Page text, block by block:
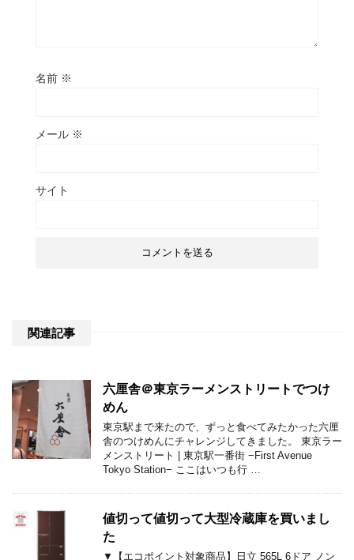
名前 ※
メール ※
サイト
関連記事
六厘舎＠東京ラーメンストリートでつけ
めん
東京駅まで来たので、ずっと食べてみたかった六厘
舎のつけめんにチャレンジしてきました。 東京ラー
メンストリート | 東京駅一番街 −First Avenue
Tokyo Station− ここはいつも行 …
値切って値切って大型冷蔵庫を買いまし
た
▼【エコポイント対象商品】日立 565L 6ドア ノン